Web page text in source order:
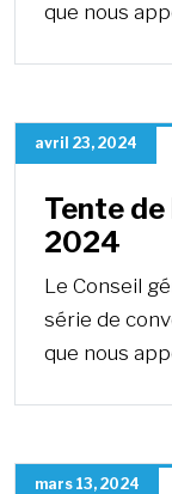
que nous
avril 23, 2024
Tente
2024
Le Conseil
série de
que nous
mars 13, 2024